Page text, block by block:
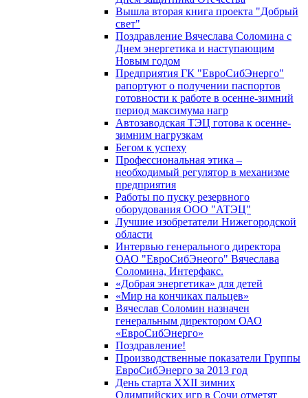
Вышла вторая книга проекта "Добрый
свет"
Поздравление Вячеслава Соломина с
Днем энергетика и наступающим
Новым годом
Предприятия ГК "ЕвроСибЭнерго"
рапортуют о получении паспортов
готовности к работе в осенне-зимний
период максимума нагр
Автозаводская ТЭЦ готова к осенне-
зимним нагрузкам
Бегом к успеху
Профессиональная этика –
необходимый регулятор в механизме
предприятия
Работы по пуску резервного
оборудования ООО "АТЭЦ"
Лучшие изобретатели Нижегородской
области
Интервью генерального директора
ОАО "ЕвроСибЭнеого" Вячеслава
Соломина, Интерфакс.
«Добрая энергетика» для детей
«Мир на кончиках пальцев»
Вячеслав Соломин назначен
генеральным директором ОАО
«ЕвроСибЭнерго»
Поздравление!
Производственные показатели Группы
ЕвроСибЭнерго за 2013 год
День старта XXII зимних
Олимпийских игр в Сочи отметят